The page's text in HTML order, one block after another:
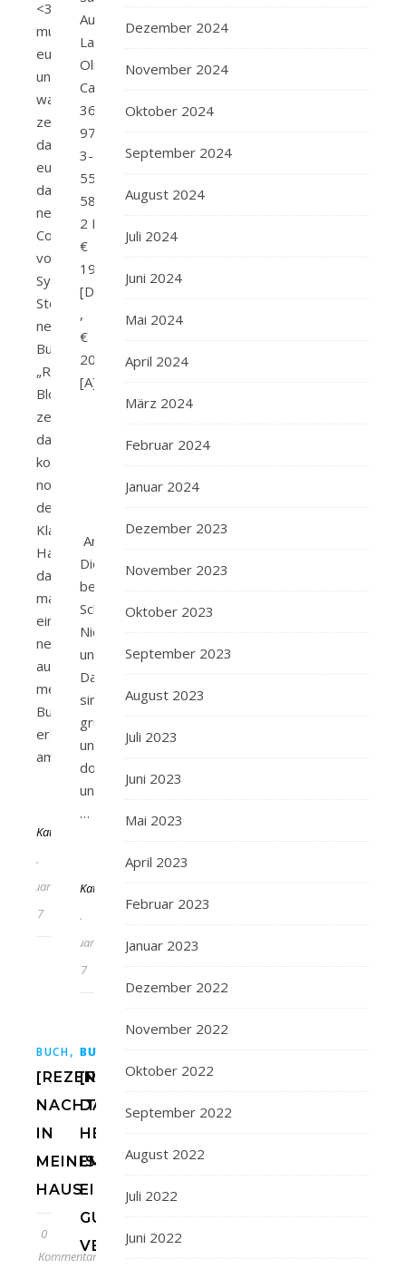
<3Ich
muss
euch
unbedingt
was
zeigen.Ich
darf
euch
das
neue
Cover
von
Sylvia
Steeles
neues
Buch
„Raven’s
Blood“
zeigen.Uuuuund
dazu
kommt
noch
der
Klappentext.
Hach,
das
macht
einfach
neugierig
auf
mehr.Das
Buch
erscheint
am…
KathaFlauschi
20.
Februar
2017
Autor/in:
Lauren
Oliver Verlag:
Carlsen Seitenanzahl:
368 ISBN:
978-
3-
551-
58351-
2 Preis:
€
19,99
[D]
,
€
20,60
[A]
Amazon
Die
beiden
Schwestern
Nick
und
Dara
sind
grundverschieden
und
doch
unzertrennlich.
…
KathaFlauschi
20.
Februar
2017
BUCH,BUCHBLOG
[REZENSION]
NACHTS
IN
MEINEM
HAUS
0
Kommentare
BUCH
[REZENSION]
DAS
HERZ
IST
EIN
GUTES
VERSTECK
Dezember 2024
November 2024
Oktober 2024
September 2024
August 2024
Juli 2024
Juni 2024
Mai 2024
April 2024
März 2024
Februar 2024
Januar 2024
Dezember 2023
November 2023
Oktober 2023
September 2023
August 2023
Juli 2023
Juni 2023
Mai 2023
April 2023
Februar 2023
Januar 2023
Dezember 2022
November 2022
Oktober 2022
September 2022
August 2022
Juli 2022
Juni 2022